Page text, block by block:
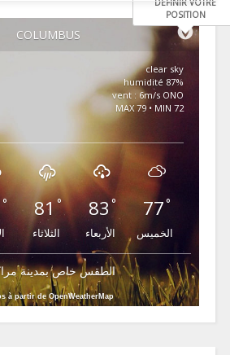
COLUMBUS
POSITION
clear sky
87% humidité
vent : 6m/s ONO
MAX 79 • MIN 72
° 81°
الثلاثاء
83 °
الأربعاء
77°
الخميس
الطقس خاص بمدينة
à partir de OpenWeatherMap